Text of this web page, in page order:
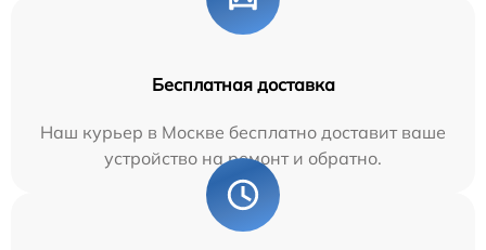
Бесплатная доставка
Наш курьер в Москве бесплатно доставит ваше
устройство на ремонт и обратно.